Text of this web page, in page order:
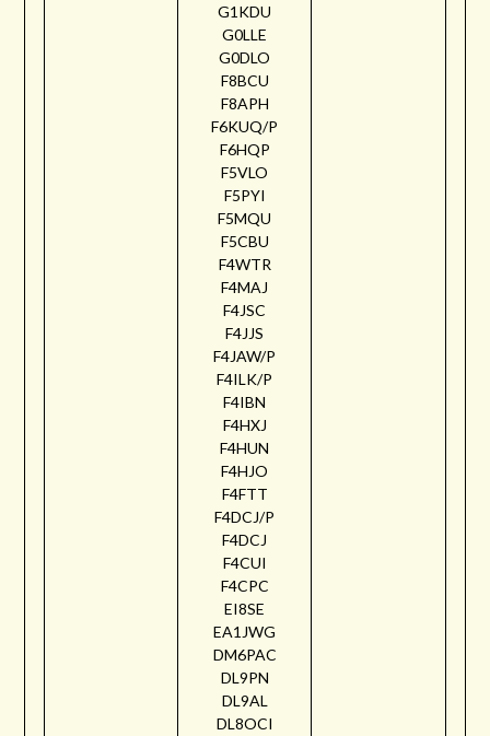
G1KDU
G0LLE
G0DLO
F8BCU
F8APH
F6KUQ/P
F6HQP
F5VLO
F5PYI
F5MQU
F5CBU
F4WTR
F4MAJ
F4JSC
F4JJS
F4JAW/P
F4ILK/P
F4IBN
F4HXJ
F4HUN
F4HJO
F4FTT
F4DCJ/P
F4DCJ
F4CUI
F4CPC
EI8SE
EA1JWG
DM6PAC
DL9PN
DL9AL
DL8OCI